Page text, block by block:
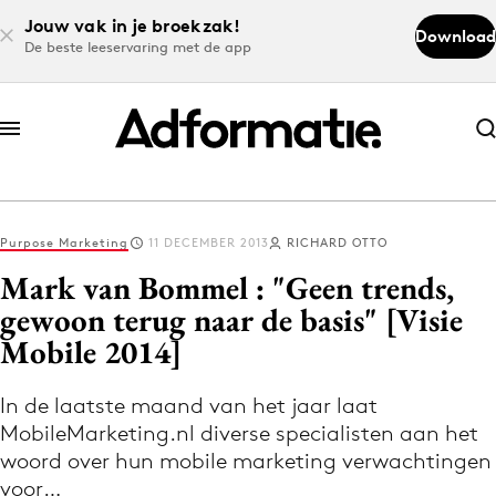
Jouw vak in je broekzak!
De beste leeservaring met de app
Download
Abonneer nu
Abonneer nu
Log in
Volg het laatste nieuws via de Adformatie
Nieuws app
Purpose Marketing 11 DECEMBER 2013 RICHARD OTTO
Mark van Bommel : "Geen trends,
gewoon terug naar de basis" [Visie
Mobile 2014]
In de laatste maand van het jaar laat
MobileMarketing.nl diverse specialisten aan het
woord over hun mobile marketing verwachtingen
voor…